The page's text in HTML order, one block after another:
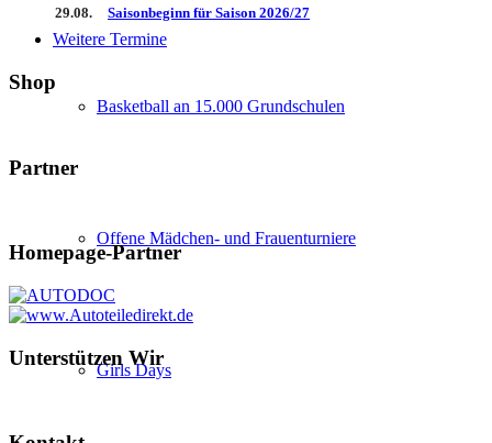
Basketball an 15.000 Grundschulen
Offene Mädchen- und Frauenturniere
Girls Days
29.08. Saisonbeginn für Saison 2026/27
Weitere Termine
Shop
Partner
Homepage-Partner
Unterstützen Wir